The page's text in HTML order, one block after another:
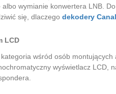
wymianie konwertera LNB.
się, dlaczego dekodery
LCD
wśród osób
wyświetlacz LCD,